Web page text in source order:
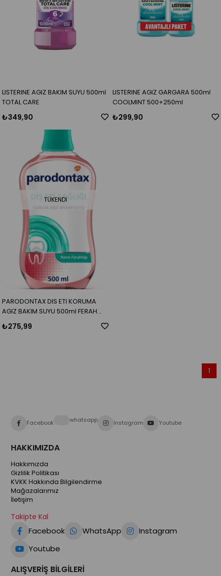
LISTERINE AGIZ BAKIM SUYU 500ml
TOTAL CARE
₺349,90
LISTERINE AGIZ GARGARA 500ml
COOLMINT 500+250ml
₺299,90
TÜKENDI
PARODONTAX DIS ETI KORUMA
AGIZ BAKIM SUYU 500ml FERAH
NANE
₺275,99
1
Facebook whatsapp Instagram Youtube
HAKKIMIZDA
Hakkımızda
Gizlilik Politikası
KVKK Hakkında Bilgilendirme
Mağazalarımız
İletişim
Takipte Kal
Facebook WhatsApp
Instagram
Youtube
ALIŞVERİŞ BİLGİLERİ